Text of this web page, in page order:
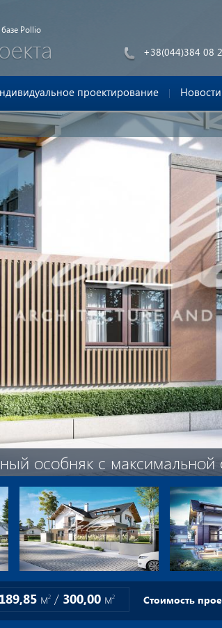
Pollio
+38(044)384 08
проектирование Новости
особняк с максимальной
189,85 м2 / 300,00 м2 Стоимость